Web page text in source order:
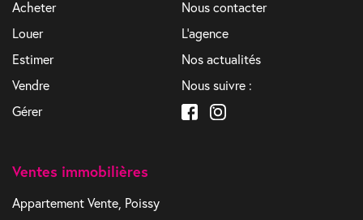
Acheter
Louer
Estimer
Vendre
Gérer
Nous contacter
L'agence
Nos actualités
Nous suivre :
Ventes immobilières
Appartement Vente, Poissy